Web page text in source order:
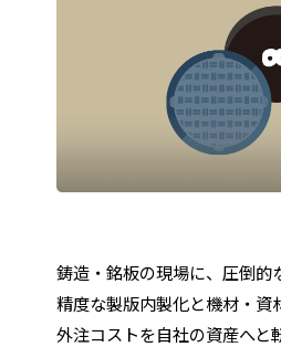
鋳造・銘板の現場に、圧倒的
精度な製版内製化と機材・資
外注コストを自社の資産へと